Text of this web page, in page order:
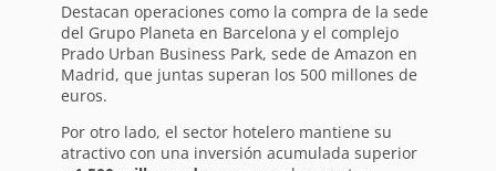
Destacan operaciones como la compra de la sede
del Grupo Planeta en Barcelona y el complejo
Prado Urban Business Park, sede de Amazon en
Madrid, que juntas superan los 500 millones de
euros.
Por otro lado, el sector hotelero mantiene su
atractivo con una inversión acumulada superior